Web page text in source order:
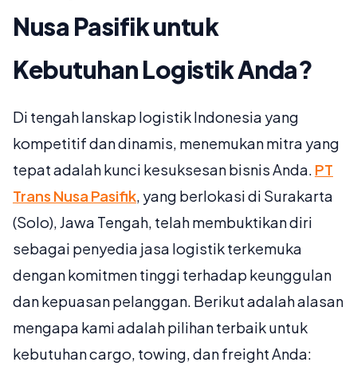
Nusa Pasifik untuk
Kebutuhan Logistik Anda?
Di tengah lanskap logistik Indonesia yang
kompetitif dan dinamis, menemukan mitra yang
tepat adalah kunci kesuksesan bisnis Anda. PT
Trans Nusa Pasifik, yang berlokasi di Surakarta
(Solo), Jawa Tengah, telah membuktikan diri
sebagai penyedia jasa logistik terkemuka
dengan komitmen tinggi terhadap keunggulan
dan kepuasan pelanggan. Berikut adalah alasan
mengapa kami adalah pilihan terbaik untuk
kebutuhan cargo, towing, dan freight Anda: